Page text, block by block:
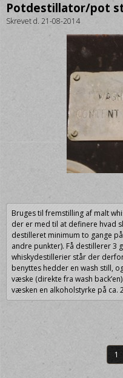
Potdestillator/pot
Skrevet d. 21-08-2014
Bruges til fremstilling af malt
der er med til at definere hvad
destilleret minimum to gange
andre punkter). Få destillerer 3
whiskydestillerier står der
benyttes hedder en wash still,
væske (direkte fra wash
væsken en alkoholstyrke på ca.
1